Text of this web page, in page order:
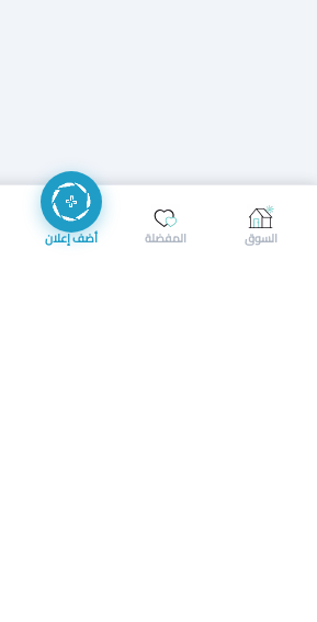
إرسال رسالة
أضف إعلان المفضلة السوق